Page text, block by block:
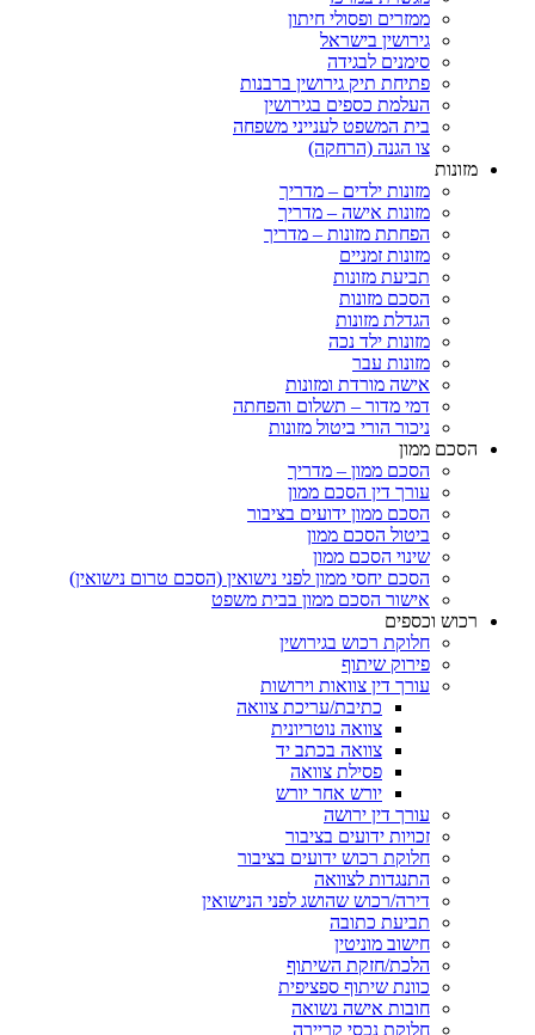
ממזרים ופסולי חיתון
גירושין בישראל
סימנים לבגידה
פתיחת תיק גירושין ברבנות
העלמת כספים בגירושין
בית המשפט לענייני משפחה
צו הגנה (הרחקה)
מזונות
מזונות ילדים – מדריך
מזונות אישה – מדריך
הפחתת מזונות – מדריך
מזונות זמניים
תביעת מזונות
הסכם מזונות
הגדלת מזונות
מזונות ילד נכה
מזונות עבר
אישה מורדת ומזונות
דמי מדור – תשלום והפחתה
ניכור הורי ביטול מזונות
הסכם ממון
הסכם ממון – מדריך
עורך דין הסכם ממון
הסכם ממון ידועים בציבור
ביטול הסכם ממון
שינוי הסכם ממון
הסכם יחסי ממון לפני נישואין (הסכם טרום נישואין)
אישור הסכם ממון בבית משפט
רכוש וכספים
חלוקת רכוש בגירושין
פירוק שיתוף
עורך דין צוואות וירושות
כתיבת/עריכת צוואה
צוואה נוטריונית
צוואה בכתב יד
פסילת צוואה
יורש אחר יורש
עורך דין ירושה
זכויות ידועים בציבור
חלוקת רכוש ידועים בציבור
התנגדות לצוואה
דירה/רכוש שהושג לפני הנישואין
תביעת כתובה
חישוב מוניטין
הלכת/חזקת השיתוף
כוונת שיתוף ספציפית
חובות אישה נשואה
חלוקת נכסי קריירה